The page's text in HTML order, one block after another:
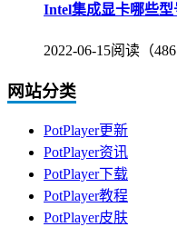
Intel集成显卡哪些
2022-06-15阅读（
网站分类
PotPlayer更新
PotPlayer资讯
PotPlayer下载
PotPlayer教程
PotPlayer皮肤